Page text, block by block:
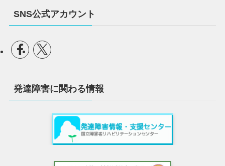
SNS公式アカウント
発達障害に関わる情報